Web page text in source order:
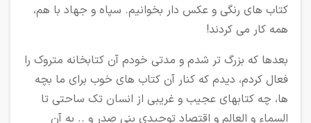
کتاب های رنگی و عکس دار بخوانیم. سپاه و جهاد با هم،
همه کار می کردند!
بعدها که بزرگ تر شدم و مدتی خودم آن کتابخانه متروک را
فعال کردم، دیدم که کنار آن کتاب های خوب برای ما بچه
ها، چه کتابهای عجیب و غریبی از انسان تک ساحتی تا
السماء و العالم و اقتصاد توحیدی بنی صدر و .. به آن